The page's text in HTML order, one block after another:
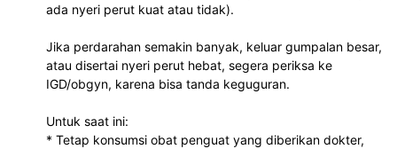
ada nyeri perut kuat atau tidak).
Jika perdarahan semakin banyak, keluar gumpalan besar,
atau disertai nyeri perut hebat, segera periksa ke
IGD/obgyn, karena bisa tanda keguguran.
Untuk saat ini:
* Tetap konsumsi obat penguat yang diberikan dokter,